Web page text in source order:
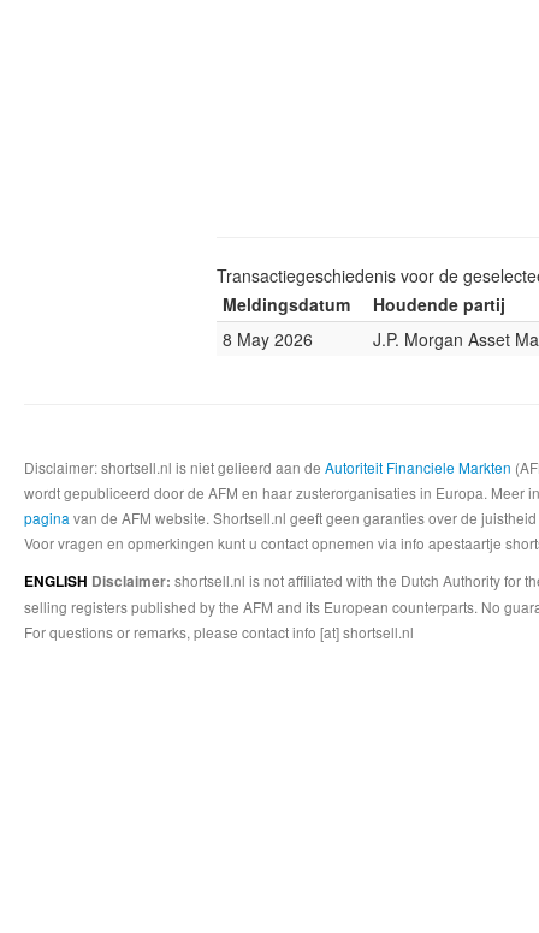
Transactiegeschiedenis voor de
Meldingsdatum
Houdende partij
8 May 2026
J.P. Morgan Asset
Disclaimer: shortsell.nl is niet gelieerd aan de Autoriteit Financiele Markten
wordt gepubliceerd door de AFM en haar zusterorganisaties in Europa.
pagina van de AFM website. Shortsell.nl geeft geen garanties over de
Voor vragen en opmerkingen kunt u contact opnemen via info apestaartje
ENGLISH Disclaimer: shortsell.nl is not affiliated with the Dutch Authority for
selling registers published by the AFM and its European counterparts. No
For questions or remarks, please contact info [at] shortsell.nl